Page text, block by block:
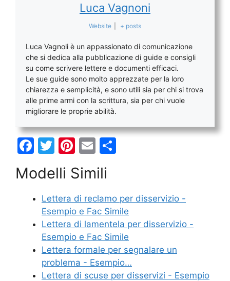
Luca Vagnoni
Website + posts
Luca Vagnoli è un appassionato di comunicazione
che si dedica alla pubblicazione di guide e consigli
su come scrivere lettere e documenti efficaci.
Le sue guide sono molto apprezzate per la loro
chiarezza e semplicità, e sono utili sia per chi si trova
alle prime armi con la scrittura, sia per chi vuole
migliorare le proprie abilità.
F
c
e
b
o
o
k
T
itt
er
Pi
er
e
st
E
ai
l
di
vi
di
Modelli Simili
Lettera di reclamo per disservizio -
Esempio e Fac Simile
Lettera di lamentela per disservizio -
Esempio e Fac Simile
Lettera formale per segnalare un
problema - Esempio…
Lettera di scuse per disservizi - Esempio